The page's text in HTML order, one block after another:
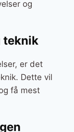
og
teknik
er det
Dette vil
få mest